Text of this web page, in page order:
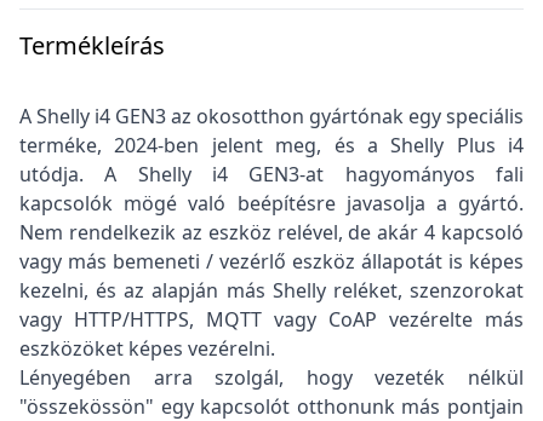
Termékleírás
A Shelly i4 GEN3 az okosotthon gyártónak egy speciális
terméke, 2024-ben jelent meg, és a Shelly Plus i4
utódja. A Shelly i4 GEN3-at hagyományos fali
kapcsolók mögé való beépítésre javasolja a gyártó.
Nem rendelkezik az eszköz relével, de akár 4 kapcsoló
vagy más bemeneti / vezérlő eszköz állapotát is képes
kezelni, és az alapján más Shelly reléket, szenzorokat
vagy HTTP/HTTPS, MQTT vagy CoAP vezérelte más
eszközöket képes vezérelni.
Lényegében arra szolgál, hogy vezeték nélkül
"összekössön" egy kapcsolót otthonunk más pontjain